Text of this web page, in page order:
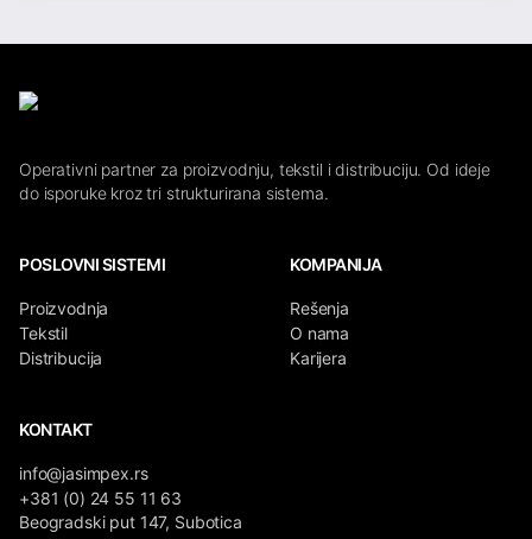
Operativni partner za proizvodnju, tekstil i distribuciju. Od ideje
do isporuke kroz tri strukturirana sistema.
POSLOVNI SISTEMI
Proizvodnja
Tekstil
Distribucija
KOMPANIJA
Rešenja
O nama
Karijera
KONTAKT
info@jasimpex.rs
+381 (0) 24 55 11 63
Beogradski put 147, Subotica